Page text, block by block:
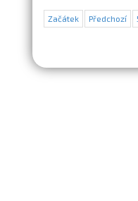
Začátek Předchozí